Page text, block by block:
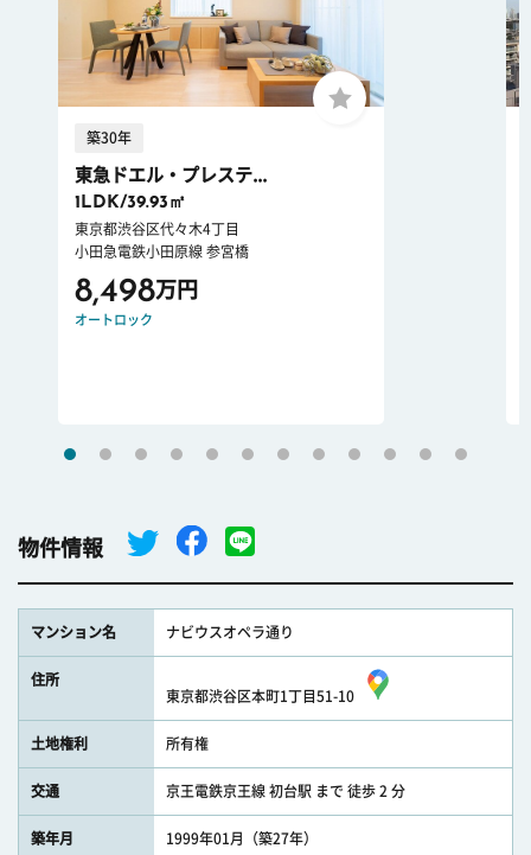
築30年
東急ドエル・プレステ...
1LDK/39.93㎡
東京都渋谷区代々木4丁目
小田急電鉄小田原線 参宮橋
8,498万円
オートロック
物件情報
マンション名 ナビウスオペラ通り
住所
東京都渋谷区本町1丁目51-10
土地権利 所有権
交通 京王電鉄京王線 初台駅 まで 徒歩 2 分
築年月 1999年01月（築27年）